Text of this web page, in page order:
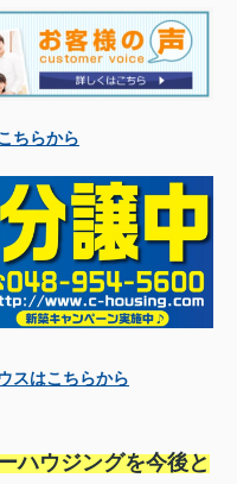
ちらから
スはこちらから
ハウジングを今後と